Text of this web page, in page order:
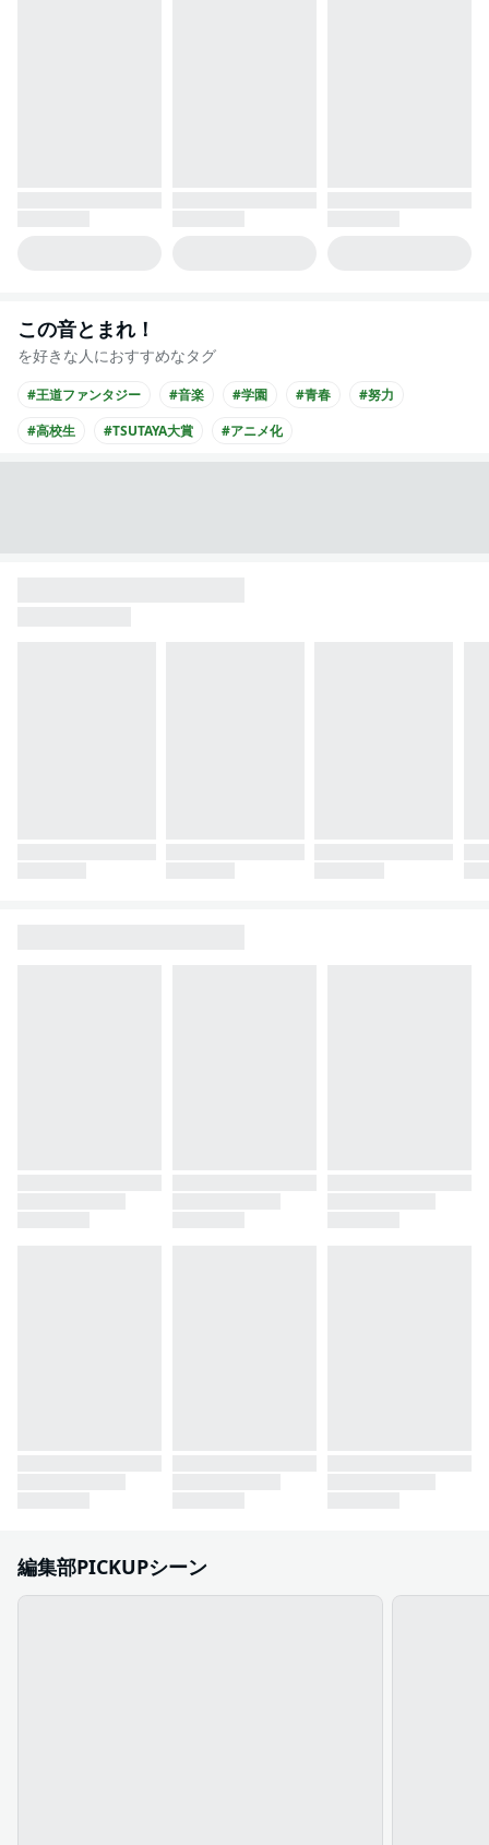
この音とまれ！
を好きな人におすすめなタグ
#王道ファンタジー #音楽 #学園 #青春
#努力
#高校生
#TSUTAYA大賞 #アニメ化
編集部PICKUPシーン